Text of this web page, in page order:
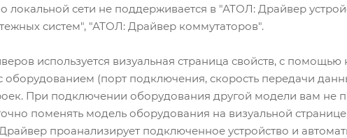
локальной сети не поддерживается в "АТОЛ: Драйвер
систем", "АТОЛ: Драйвер коммутаторов".
используется визуальная страница свойств, с
(порт подключения, скорость передачи
При подключении оборудования другой модели вам не
поменять модель оборудования на визуальной
проанализирует подключенное устройство и